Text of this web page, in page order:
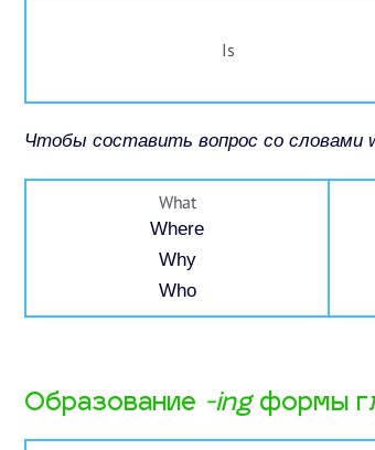
Is
Чтобы составить вопрос со словами
What
Where
Why
Who
Образование -ingформы